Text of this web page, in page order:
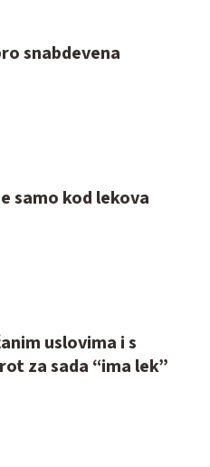
snabdevena
samo kod lekova
uslovima i s
za sada “ima lek”